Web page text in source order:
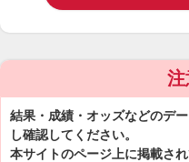
注
結果・成績・オッズなどのデ
し確認してください。
本サイトのページ上に掲載さ